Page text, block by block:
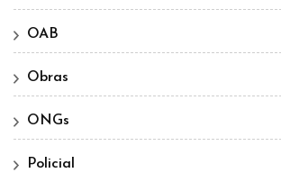
OAB
Obras
ONGs
Policial